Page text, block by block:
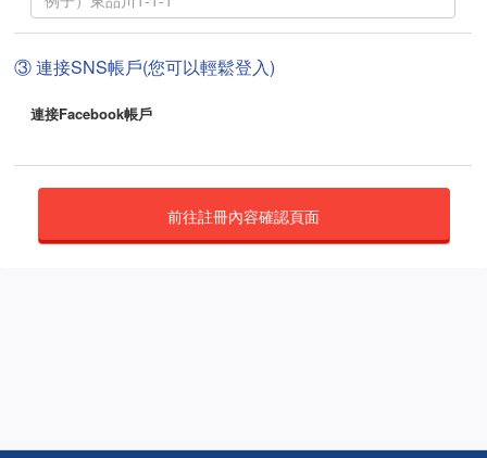
③ 連接SNS帳戶(您可以輕鬆登入)
連接Facebook帳戶